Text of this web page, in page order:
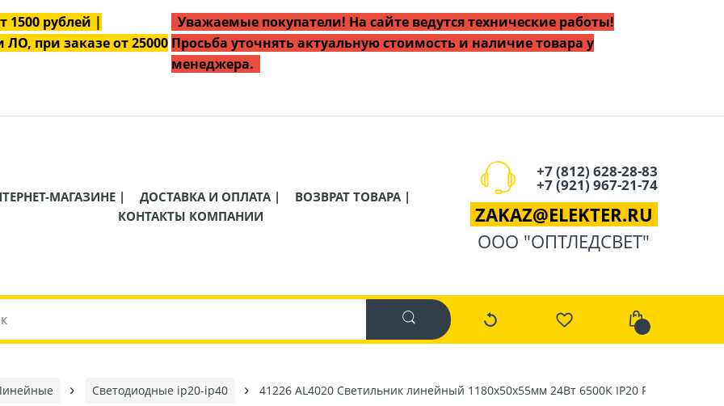
1500 рублей |
ЛО, при заказе от 25000
Уважаемые покупатели! На сайте ведутся технические работы!
Просьба уточнять актуальную стоимость и наличие товара у
менеджера.
МАГАЗИНЕ | ДОСТАВКА И ОПЛАТА |
ВОЗВРАТ ТОВАРА |
КОНТАКТЫ КОМПАНИИ
+7 (812) 628-28-83
+7 (921) 967-21-74
ZAKAZ@ELEKTER.RU
ООО "ОПТЛЕДСВЕТ"
Светодиодные ip20-ip40 41226 AL4020 Светильник линейный 1180x50x55мм 24Вт 6500К IP20 Feron